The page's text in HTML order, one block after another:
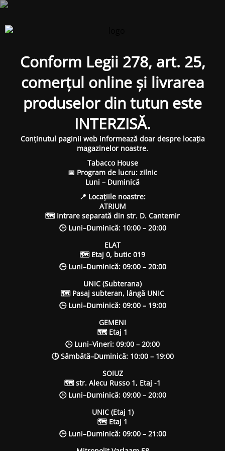
Conform Legii 278, art. 25,
comerțul online și livrarea
produselor din tutun este
INTERZISĂ.
Conținutul paginii web informează doar despre locația
magazinelor noastre.
Tabacco House
📅 Program de lucru: zilnic
Luni – Duminică
📍 Locațiile noastre:
ATRIUM
🗺 Intrare separată din str. D. Cantemir
🕒 Luni–Duminică: 10:00 – 20:00
ELAT
🗺 Etaj 0, butic 019
🕒 Luni–Duminică: 09:00 – 20:00
UNIC (Subterana)
🗺 Pasaj subteran, lângă UNIC
🕒 Luni–Duminică: 09:00 – 19:00
GEMENI
🗺 Etaj 1
🕒 Luni–Vineri: 09:00 – 20:00
🕒 Sâmbătă–Duminică: 10:00 – 19:00
SOIUZ
🗺 str. Alecu Russo 1, Etaj -1
🕒 Luni–Duminică: 09:00 – 20:00
UNIC (Etaj 1)
🗺 Etaj 1
🕒 Luni–Duminică: 09:00 – 21:00